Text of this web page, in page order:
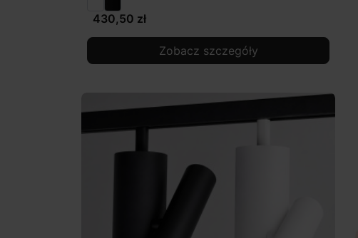
430,50 zł
Zobacz szczegóły